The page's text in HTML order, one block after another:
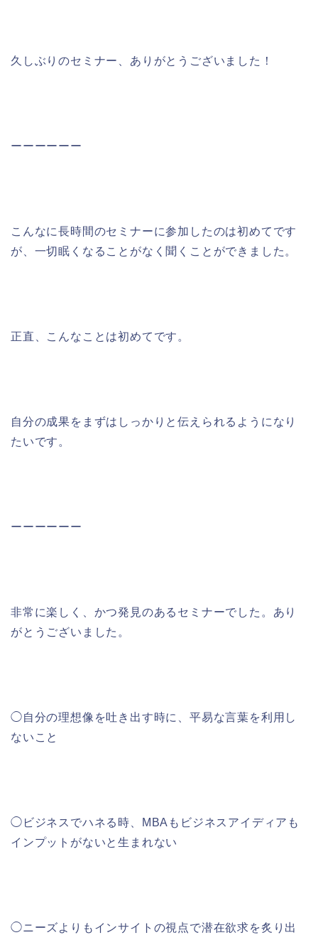
久しぶりのセミナー、ありがとうございました！
ーーーーーー
こんなに長時間のセミナーに参加したのは初めてです
が、一切眠くなることがなく聞くことができました。
正直、こんなことは初めてです。
自分の成果をまずはしっかりと伝えられるようになり
たいです。
ーーーーーー
非常に楽しく、かつ発見のあるセミナーでした。あり
がとうございました。
◯自分の理想像を吐き出す時に、平易な言葉を利用し
ないこと
◯ビジネスでハネる時、MBAもビジネスアイディアも
インプットがないと生まれない
◯ニーズよりもインサイトの視点で潜在欲求を炙り出